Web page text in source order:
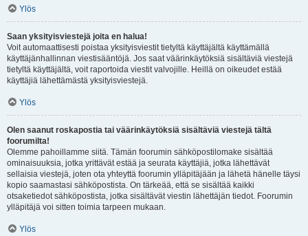
Ylös
Saan yksityisviestejä joita en halua!
Voit automaattisesti poistaa yksityisviestit tietyltä käyttäjältä käyttämällä
käyttäjänhallinnan viestisääntöjä. Jos saat väärinkäytöksiä sisältäviä viestejä
tietyltä käyttäjältä, voit raportoida viestit valvojille. Heillä on oikeudet estää
käyttäjiä lähettämästä yksityisviestejä.
Ylös
Olen saanut roskapostia tai väärinkäytöksiä sisältäviä viestejä tältä
foorumilta!
Olemme pahoillamme siitä. Tämän foorumin sähköpostilomake sisältää
ominaisuuksia, jotka yrittävät estää ja seurata käyttäjiä, jotka lähettävät
sellaisia viestejä, joten ota yhteyttä foorumin ylläpitäjään ja lähetä hänelle täysi
kopio saamastasi sähköpostista. On tärkeää, että se sisältää kaikki
otsaketiedot sähköpostista, jotka sisältävät viestin lähettäjän tiedot. Foorumin
ylläpitäjä voi sitten toimia tarpeen mukaan.
Ylös